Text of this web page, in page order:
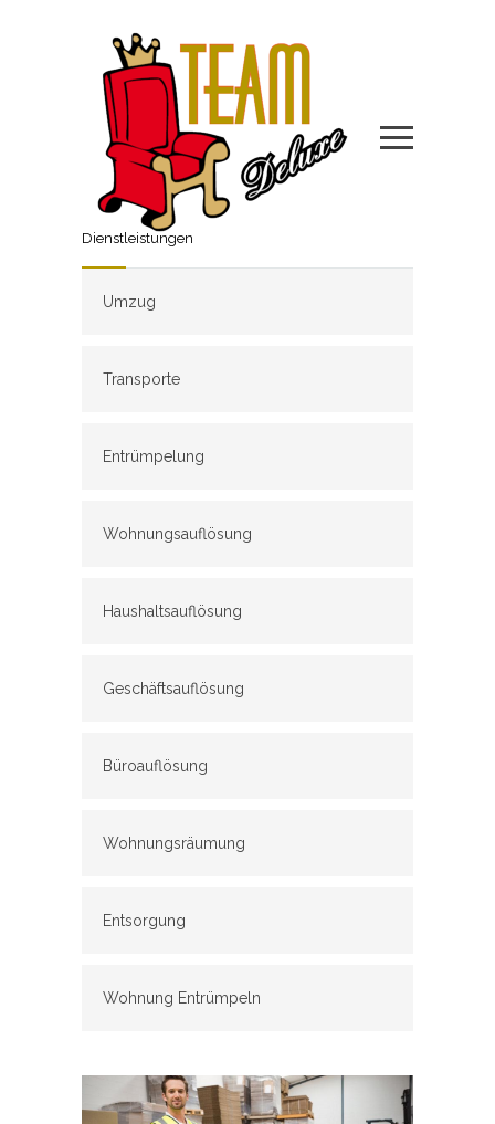
Dienstleistungen
Umzug
Transporte
Entrümpelung
Wohnungsauflösung
Haushaltsauflösung
Geschäftsauflösung
Büroauflösung
Wohnungsräumung
Entsorgung
Wohnung Entrümpeln